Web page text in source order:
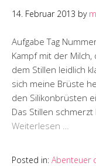
14. Februar 2013 by
Aufgabe Tag
Kampf mit der
dem Stillen leidlich
sich meine Brüste
den Silikonbrüsten
Das Stillen
Weiterlesen …
Posted in: Abenteuer